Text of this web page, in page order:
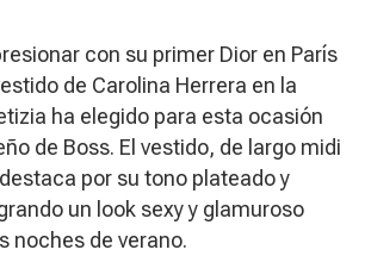
con su primer Dior en París
de Carolina Herrera en la
ha elegido para esta ocasión
de Boss. El vestido, de largo midi
por su tono plateado y
un look sexy y glamuroso
noches de verano.